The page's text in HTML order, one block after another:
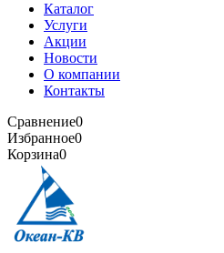
Каталог
Услуги
Акции
Новости
О компании
Контакты
Сравнение0
Избранное0
Корзина0